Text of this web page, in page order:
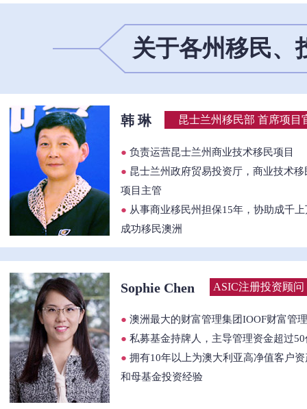
关于各州移民、
韩 琳 昆士兰州移民部 首席项目
● 负责运营昆士兰州商业技术移民项目
● 昆士兰州政府贸易投资厅，商业技术移
项目主管
● 从事商业移民州担保15年，协助成千
成功移民澳洲
Sophie Chen ASIC注册投资顾
● 澳洲最大的财富管理集团IOOF财富管
● 私募基金持牌人，主导管理资金超过
● 拥有10年以上为澳大利亚高净值客户
和母基金投资经验